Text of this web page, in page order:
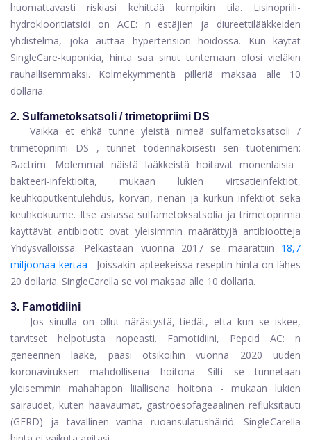
huomattavasti riskiäsi kehittää kumpikin tila. Lisinopriili-
hydroklooritiatsidi on ACE: n estäjien ja diureettilääkkeiden
yhdistelmä, joka auttaa hypertension hoidossa. Kun käytät
SingleCare-kuponkia, hinta saa sinut tuntemaan olosi vieläkin
rauhallisemmaksi. Kolmekymmentä pilleriä maksaa alle 10
dollaria.
2. Sulfametoksatsoli / trimetopriimi DS
Vaikka et ehkä tunne yleistä nimeä sulfametoksatsoli /
trimetopriimi DS
, tunnet todennäköisesti sen tuotenimen:
Bactrim. Molemmat näistä lääkkeistä hoitavat monenlaisia ​​
bakteeri-infektioita, mukaan lukien virtsatieinfektiot,
keuhkoputkentulehdus, korvan, nenän ja kurkun infektiot sekä
keuhkokuume. Itse asiassa sulfametoksatsolia ja trimetoprimia
käyttävät antibiootit ovat yleisimmin määrättyjä antibiootteja
Yhdysvalloissa. Pelkästään vuonna 2017 se määrättiin
18,7
miljoonaa kertaa . Joissakin apteekeissa reseptin hinta on lähes
20 dollaria. SingleCarella se voi maksaa alle 10 dollaria.
3. Famotidiini
Jos sinulla on ollut närästystä, tiedät, että kun se iskee,
tarvitset helpotusta nopeasti. Famotidiini, Pepcid AC: n
geneerinen lääke, pääsi otsikoihin vuonna 2020 uuden
koronaviruksen mahdollisena hoitona. Silti se tunnetaan
yleisemmin mahahapon liiallisena hoitona - mukaan lukien
sairaudet, kuten haavaumat, gastroesofageaalinen refluksitauti
(GERD) ja tavallinen vanha ruoansulatushäiriö. SingleCarella